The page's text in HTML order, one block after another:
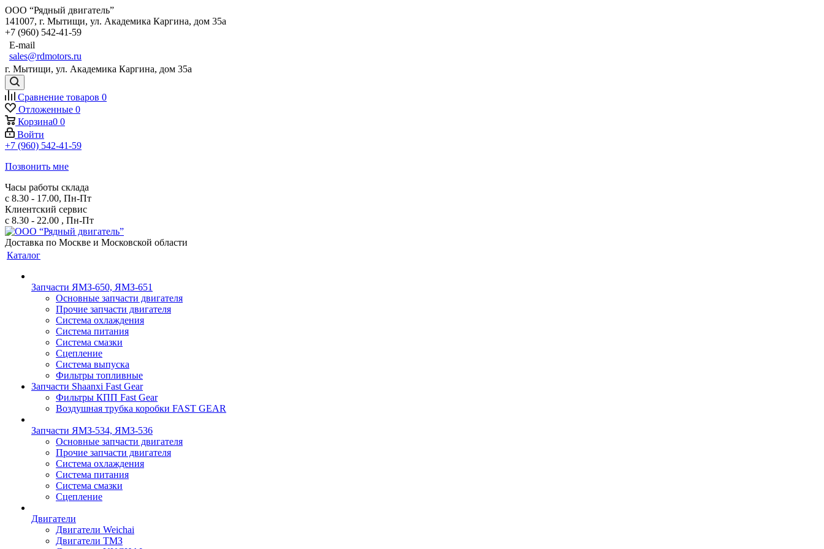
ООО “Рядный двигатель”
141007, г. Мытищи, ул. Академика Каргина, дом 35а
+7 (960) 542-41-59
E-mail
sales@rdmotors.ru
г. Мытищи, ул. Академика Каргина, дом 35а
Сравнение товаров 0
Отложенные 0
Корзина0 0
Войти
+7 (960) 542-41-59
Позвонить мне
Часы работы склада
с 8.30 - 17.00, Пн-Пт
Клиентский сервис
с 8.30 - 22.00 , Пн-Пт
Доставка по Москве и Московской области
Каталог
Запчасти ЯМЗ-650, ЯМЗ-651
Основные запчасти двигателя
Прочие запчасти двигателя
Система охлаждения
Система питания
Система смазки
Сцепление
Система выпуска
Фильтры топливные
Запчасти Shaanxi Fast Gear
Фильтры КПП Fast Gear
Воздушная трубка коробки FAST GEAR
Запчасти ЯМЗ-534, ЯМЗ-536
Основные запчасти двигателя
Прочие запчасти двигателя
Система охлаждения
Система питания
Система смазки
Сцепление
Двигатели
Двигатели Weichai
Двигатели ТМЗ